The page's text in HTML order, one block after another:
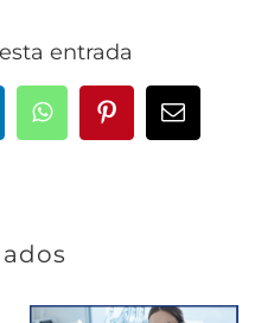
entrada
WhatsAppPinterestCorreo